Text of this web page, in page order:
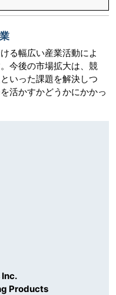
る幅広い産業活動によ
今後の市場拡大は、競
いった課題を解決しつ
活かすかどうかにかかっ
Products